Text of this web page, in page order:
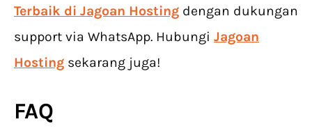
Terbaik di Jagoan Hosting dengan dukungan
support via WhatsApp. Hubungi Jagoan
Hosting sekarang juga!
FAQ